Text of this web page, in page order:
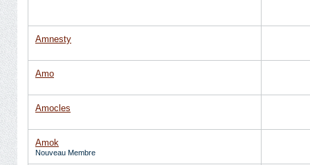
Amnesty
Amo
Amocles
Amok
Nouveau Membre